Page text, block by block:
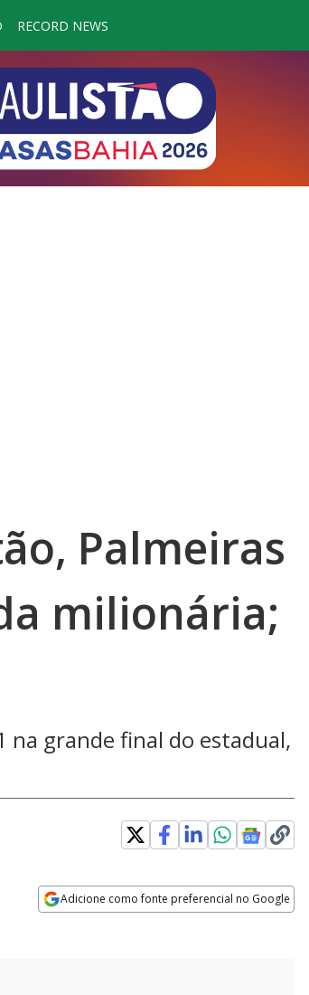
RECORD NEWS
Palmeiras
milionária;
na grande final do estadual,
Adicione como fonte preferencial no Google